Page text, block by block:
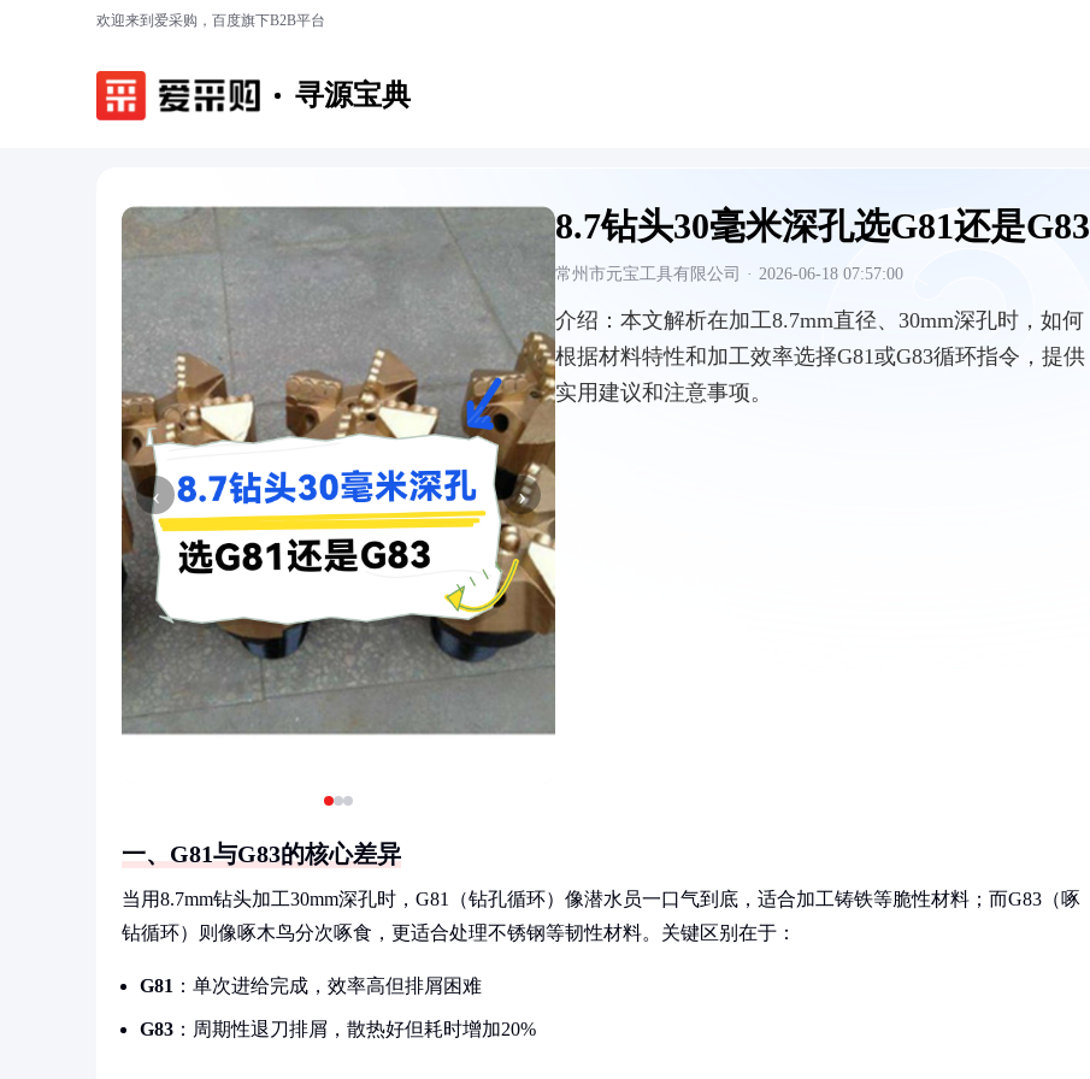
欢迎来到爱采购，百度旗下B2B平台
寻源宝典
‹ ›
8.7钻头30毫米深孔选G81还是G83
常州市元宝工具有限公司 · 2026-06-18 07:57:00
介绍： 本文解析在加工8.7mm直径、30mm深孔时，如何
根据材料特性和加工效率选择G81或G83循环指令，提供
实用建议和注意事项。
一、G81与G83的核心差异
当用8.7mm钻头加工30mm深孔时，G81（钻孔循环）像潜水员一口气到底，适合加工铸铁等脆性材料；而G83（啄
钻循环）则像啄木鸟分次啄食，更适合处理不锈钢等韧性材料。关键区别在于：
G81 ：单次进给完成，效率高但排屑困难
G83 ：周期性退刀排屑，散热好但耗时增加20%